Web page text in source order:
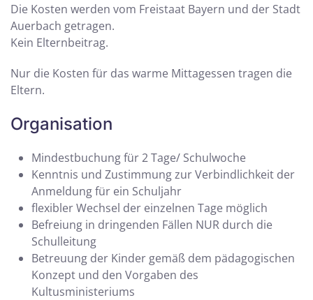
Die Kosten werden vom Freistaat Bayern und der Stadt
Auerbach getragen.
Kein Elternbeitrag.
Nur die Kosten für das warme Mittagessen tragen die
Eltern.
Organisation
Mindestbuchung für 2 Tage/ Schulwoche
Kenntnis und Zustimmung zur Verbindlichkeit der
Anmeldung für ein Schuljahr
flexibler Wechsel der einzelnen Tage möglich
Befreiung in dringenden Fällen NUR durch die
Schulleitung
Betreuung der Kinder gemäß dem pädagogischen
Konzept und den Vorgaben des
Kultusministeriums